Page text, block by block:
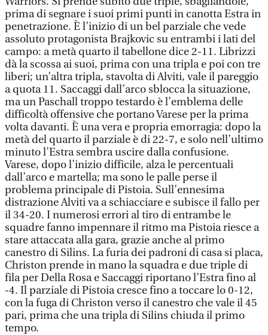
prima di segnare i suoi primi punti in canotta Estra in
penetrazione. È l’inizio di un bel parziale che vede
assoluto protagonista Brajkovic su entrambi i lati del
campo: a metà quarto il tabellone dice 2-11. Librizzi
dà la scossa ai suoi, prima con una tripla e poi con tre
liberi; un’altra tripla, stavolta di Alviti, vale il pareggio
a quota 11. Saccaggi dall’arco sblocca la situazione,
ma un Paschall troppo testardo è l’emblema delle
difficoltà offensive che portano Varese per la prima
volta davanti. È una vera e propria emorragia: dopo la
metà del quarto il parziale è di 22-7, e solo nell’ultimo
minuto l’Estra sembra uscire dalla confusione.
Varese, dopo l’inizio difficile, alza le percentuali
dall’arco e martella; ma sono le palle perse il
problema principale di Pistoia. Sull’ennesima
distrazione Alviti va a schiacciare e subisce il fallo per
il 34-20. I numerosi errori al tiro di entrambe le
squadre fanno impennare il ritmo ma Pistoia riesce a
stare attaccata alla gara, grazie anche al primo
canestro di Silins. La furia dei padroni di casa si placa,
Christon prende in mano la squadra e due triple di
fila per Della Rosa e Saccaggi riportano l’Estra fino al
-4. Il parziale di Pistoia cresce fino a toccare lo 0-12,
con la fuga di Christon verso il canestro che vale il 45
pari, prima che una tripla di Silins chiuda il primo
tempo.